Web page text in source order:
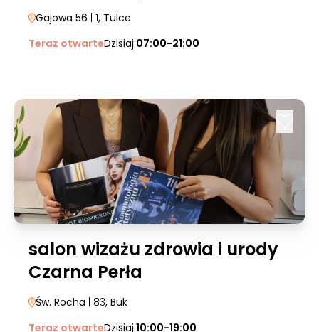
Gajowa 56 | 1, Tulce
Teraz otwarteDzisiaj:07:00-21:00
salon wizażu zdrowia i urody
Czarna Perła
Św. Rocha | 83, Buk
Teraz otwarteDzisiaj:10:00-19:00